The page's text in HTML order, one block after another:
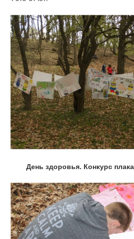
День здоровья. Конкурс